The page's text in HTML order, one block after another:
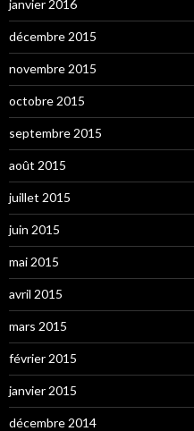
janvier 2016
décembre 2015
novembre 2015
octobre 2015
septembre 2015
août 2015
juillet 2015
juin 2015
mai 2015
avril 2015
mars 2015
février 2015
janvier 2015
décembre 2014